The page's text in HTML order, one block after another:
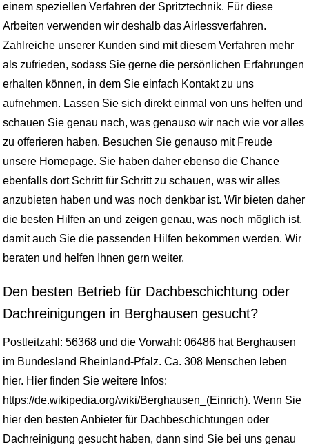
einem speziellen Verfahren der Spritztechnik. Für diese
Arbeiten verwenden wir deshalb das Airlessverfahren.
Zahlreiche unserer Kunden sind mit diesem Verfahren mehr
als zufrieden, sodass Sie gerne die persönlichen Erfahrungen
erhalten können, in dem Sie einfach Kontakt zu uns
aufnehmen. Lassen Sie sich direkt einmal von uns helfen und
schauen Sie genau nach, was genauso wir nach wie vor alles
zu offerieren haben. Besuchen Sie genauso mit Freude
unsere Homepage. Sie haben daher ebenso die Chance
ebenfalls dort Schritt für Schritt zu schauen, was wir alles
anzubieten haben und was noch denkbar ist. Wir bieten daher
die besten Hilfen an und zeigen genau, was noch möglich ist,
damit auch Sie die passenden Hilfen bekommen werden. Wir
beraten und helfen Ihnen gern weiter.
Den besten Betrieb für Dachbeschichtung oder
Dachreinigungen in Berghausen gesucht?
Postleitzahl: 56368 und die Vorwahl: 06486 hat Berghausen
im Bundesland Rheinland-Pfalz. Ca. 308 Menschen leben
hier. Hier finden Sie weitere Infos:
https://de.wikipedia.org/wiki/Berghausen_(Einrich). Wenn Sie
hier den besten Anbieter für Dachbeschichtungen oder
Dachreinigung gesucht haben, dann sind Sie bei uns genau